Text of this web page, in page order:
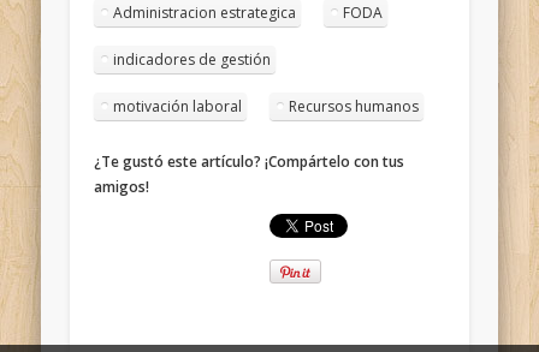
Administracion estrategica FODA
indicadores de gestión
motivación laboral Recursos humanos
¿Te gustó este artículo? ¡Compártelo con tus
amigos!